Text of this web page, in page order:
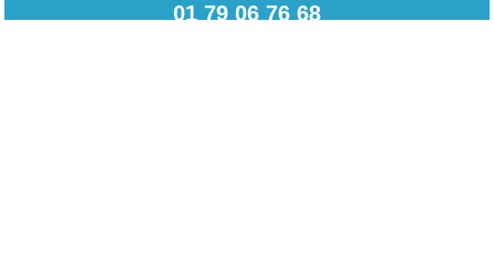
01 79 06 76 68